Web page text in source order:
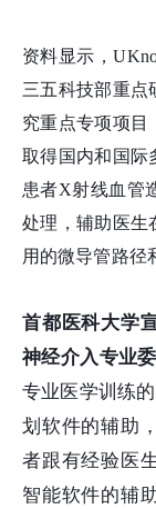
资料显示，
三五科技部重点
究重点专项项目
取得国内和国际
患者X射线血管
处理，辅助医生
用的微导管路径
首都医科大学
神经介入专业
专业医学训练
划软件的辅助
者跟有经验医
智能软件的辅